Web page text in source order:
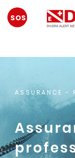
URGENCE
ASSURANCE -